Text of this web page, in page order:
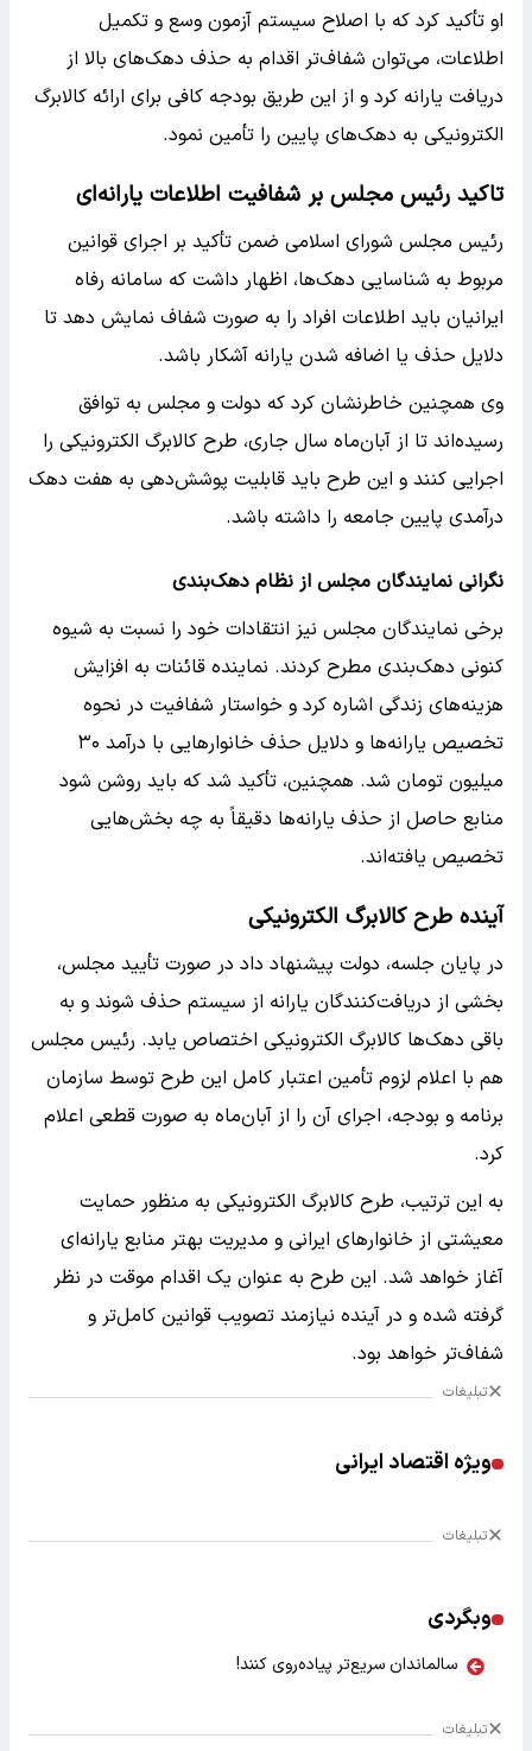
او تأکید کرد که با اصلاح سیستم آزمون وسع و تکمیل
اطلاعات، می‌توان شفاف‌تر اقدام به حذف دهک‌های بالا از
دریافت یارانه کرد و از این طریق بودجه کافی برای ارائه کالابرگ
الکترونیکی به دهک‌های پایین را تأمین نمود.
تاکید رئیس مجلس بر شفافیت اطلاعات یارانه‌ای
رئیس مجلس شورای اسلامی ضمن تأکید بر اجرای قوانین
مربوط به شناسایی دهک‌ها، اظهار داشت که سامانه رفاه
ایرانیان باید اطلاعات افراد را به صورت شفاف نمایش دهد تا
دلایل حذف یا اضافه شدن یارانه آشکار باشد.
وی همچنین خاطرنشان کرد که دولت و مجلس به توافق
رسیده‌اند تا از آبان‌ماه سال جاری، طرح کالابرگ الکترونیکی را
اجرایی کنند و این طرح باید قابلیت پوشش‌دهی به هفت دهک
درآمدی پایین جامعه را داشته باشد.
نگرانی نمایندگان مجلس از نظام دهک‌بندی
برخی نمایندگان مجلس نیز انتقادات خود را نسبت به شیوه
کنونی دهک‌بندی مطرح کردند. نماینده قائنات به افزایش
هزینه‌های زندگی اشاره کرد و خواستار شفافیت در نحوه
تخصیص یارانه‌ها و دلایل حذف خانوارهایی با درآمد ۳۰
میلیون تومان شد. همچنین، تأکید شد که باید روشن شود
منابع حاصل از حذف یارانه‌ها دقیقاً به چه بخش‌هایی
تخصیص یافته‌اند.
آینده طرح کالابرگ الکترونیکی
در پایان جلسه، دولت پیشنهاد داد در صورت تأیید مجلس،
بخشی از دریافت‌کنندگان یارانه از سیستم حذف شوند و به
باقی دهک‌ها کالابرگ الکترونیکی اختصاص یابد. رئیس مجلس
هم با اعلام لزوم تأمین اعتبار کامل این طرح توسط سازمان
برنامه و بودجه، اجرای آن را از آبان‌ماه به صورت قطعی اعلام
کرد.
به این ترتیب، طرح کالابرگ الکترونیکی به منظور حمایت
معیشتی از خانوارهای ایرانی و مدیریت بهتر منابع یارانه‌ای
آغاز خواهد شد. این طرح به عنوان یک اقدام موقت در نظر
گرفته شده و در آینده نیازمند تصویب قوانین کامل‌تر و
شفاف‌تر خواهد بود.
تبلیغات
ویژه اقتصاد ایرانی
تبلیغات
وبگردی
سالماندان سریع‌تر پیاده‌روی کنند!
تبلیغات